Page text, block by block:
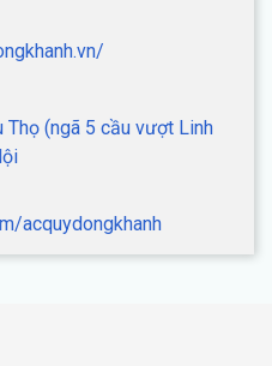
Thọ (ngã 5 cầu vượt Linh
acquydongkhanh